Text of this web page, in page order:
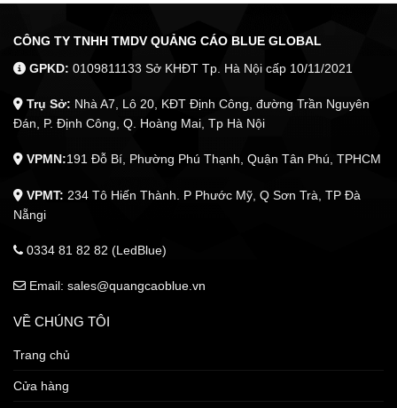
CÔNG TY TNHH TMDV QUẢNG CÁO BLUE GLOBAL
GPKD: 0109811133 Sở KHĐT Tp. Hà Nội cấp 10/11/2021
Trụ Sở: Nhà A7, Lô 20, KĐT Định Công, đường Trần Nguyên
Đán, P. Định Công, Q. Hoàng Mai, Tp Hà Nội
VPMN:191 Đỗ Bí, Phường Phú Thạnh, Quận Tân Phú, TPHCM
VPMT: 234 Tô Hiến Thành. P Phước Mỹ, Q Sơn Trà, TP Đà
Nẵngi
0334 81 82 82 (LedBlue)
Email: sales@quangcaoblue.vn
VỀ CHÚNG TÔI
Trang chủ
Cửa hàng